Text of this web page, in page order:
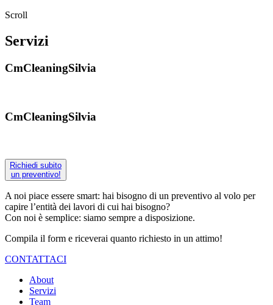
Scroll
Servizi
CmCleaningSilvia
CmCleaningSilvia
Richiedi subito
un preventivo!
A noi piace essere smart: hai bisogno di un preventivo al volo per
capire l’entità dei lavori di cui hai bisogno?
Con noi è semplice: siamo sempre a disposizione.
Compila il form e riceverai quanto richiesto in un attimo!
CONTATTACI
About
Servizi
Team